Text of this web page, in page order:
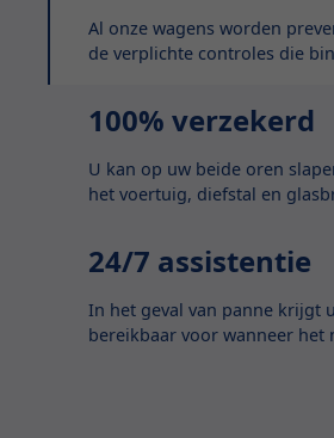
Al onze wagens worden
de verplichte controles die
100% verzekerd
U kan op uw beide oren
het voertuig, diefstal en
24/7 assistentie
In het geval van panne krijgt
bereikbaar voor wanneer het